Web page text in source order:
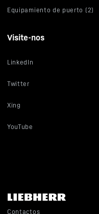
Equipamiento de puerto (2)
Visite-nos
LinkedIn
Twitter
Xing
YouTube
Contactos